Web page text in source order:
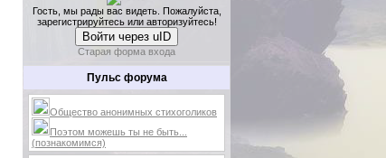
Гость, мы рады вас видеть. Пожалуйста,
зарегистрируйтесь или авторизуйтесь!
Войти через uID
Старая форма входа
Пульс форума
Общество анонимных стихоголиков
Поэтом можешь ты не быть...
(познакомимся)